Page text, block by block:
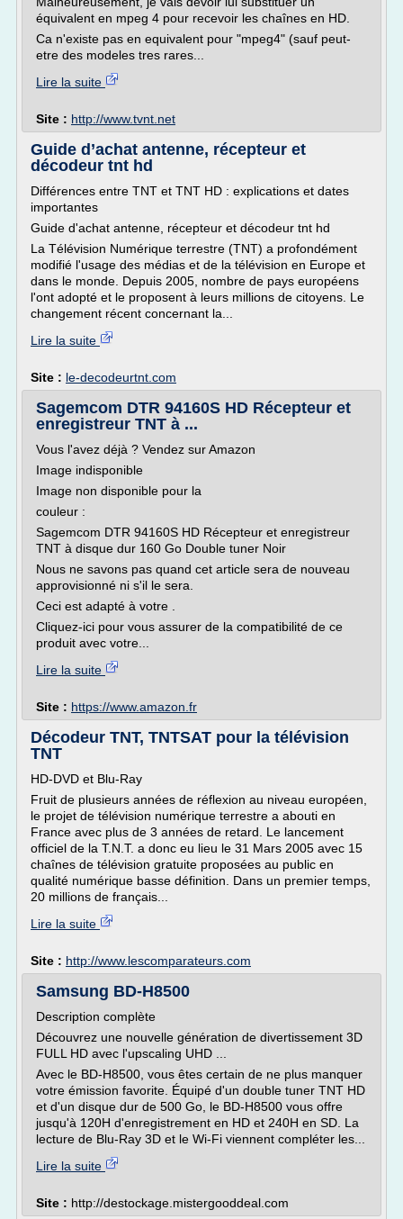
équivalent en mpeg 4 pour recevoir les chaînes en HD.
Ca n'existe pas en equivalent pour "mpeg4" (sauf peut-
etre des modeles tres rares...
Lire la suite
Site : http://www.tvnt.net
Guide d’achat antenne, récepteur et
décodeur tnt hd
Différences entre TNT et TNT HD : explications et dates
importantes
Guide d'achat antenne, récepteur et décodeur tnt hd
La Télévision Numérique terrestre (TNT) a profondément
modifié l'usage des médias et de la télévision en Europe et
dans le monde. Depuis 2005, nombre de pays européens
l'ont adopté et le proposent à leurs millions de citoyens. Le
changement récent concernant la...
Lire la suite
Site : le-decodeurtnt.com
Sagemcom DTR 94160S HD Récepteur et
enregistreur TNT à ...
Vous l'avez déjà ? Vendez sur Amazon
Image indisponible
Image non disponible pour la
couleur :
Sagemcom DTR 94160S HD Récepteur et enregistreur
TNT à disque dur 160 Go Double tuner Noir
Nous ne savons pas quand cet article sera de nouveau
approvisionné ni s'il le sera.
Ceci est adapté à votre .
Cliquez-ici pour vous assurer de la compatibilité de ce
produit avec votre...
Lire la suite
Site : https://www.amazon.fr
Décodeur TNT, TNTSAT pour la télévision
TNT
HD-DVD et Blu-Ray
Fruit de plusieurs années de réflexion au niveau européen,
le projet de télévision numérique terrestre a abouti en
France avec plus de 3 années de retard. Le lancement
officiel de la T.N.T. a donc eu lieu le 31 Mars 2005 avec 15
chaînes de télévision gratuite proposées au public en
qualité numérique basse définition. Dans un premier temps,
20 millions de français...
Lire la suite
Site : http://www.lescomparateurs.com
Samsung BD-H8500
Description complète
Découvrez une nouvelle génération de divertissement 3D
FULL HD avec l'upscaling UHD ...
Avec le BD-H8500, vous êtes certain de ne plus manquer
votre émission favorite. Équipé d'un double tuner TNT HD
et d'un disque dur de 500 Go, le BD-H8500 vous offre
jusqu'à 120H d'enregistrement en HD et 240H en SD. La
lecture de Blu-Ray 3D et le Wi-Fi viennent compléter les...
Lire la suite
Site : http://destockage.mistergooddeal.com